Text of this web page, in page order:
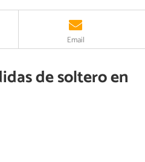
Email
de soltero en